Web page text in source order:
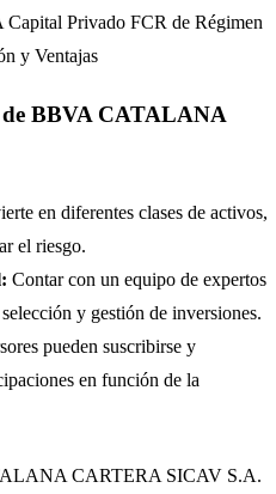
Privado FCR de Régimen
y Ventajas
de BBVA CATALANA
en diferentes clases de activos,
el riesgo.
Contar con un equipo de expertos
y gestión de inversiones.
pueden suscribirse y
en función de la
CARTERA SICAV S.A.